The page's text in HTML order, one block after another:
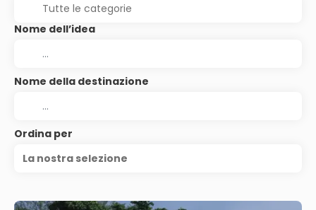
Nome dell’idea
Nome della destinazione
Ordina per
La nostra selezione